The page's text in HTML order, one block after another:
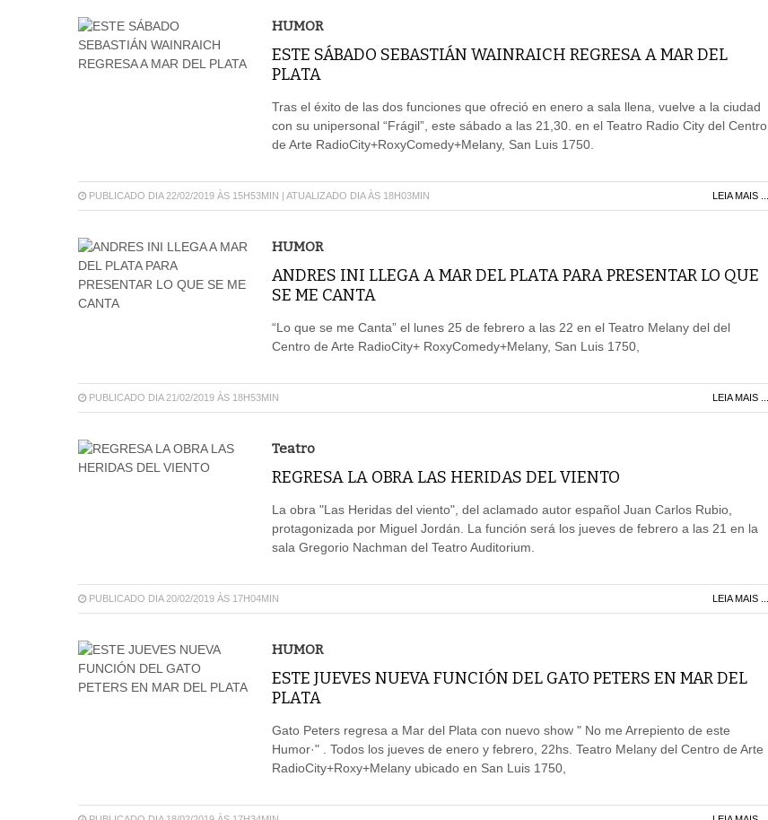
HUMOR
ESTE SÁBADO SEBASTIÁN WAINRAICH REGRESA A MAR DEL
PLATA
Tras el éxito de las dos funciones que ofreció en enero a sala llena, vuelve a la ciudad
con su unipersonal “Frágil”, este sábado a las 21,30. en el Teatro Radio City del Centro
de Arte RadioCity+RoxyComedy+Melany, San Luis 1750.
PUBLICADO DIA 22/02/2019 ÀS 15H53MIN | ATUALIZADO DIA ÀS 18H03MIN LEIA MAIS ...
HUMOR
ANDRES INI LLEGA A MAR DEL PLATA PARA PRESENTAR LO QUE
SE ME CANTA
“Lo que se me Canta” el lunes 25 de febrero a las 22 en el Teatro Melany del del
Centro de Arte RadioCity+ RoxyComedy+Melany, San Luis 1750,
PUBLICADO DIA 21/02/2019 ÀS 18H53MIN LEIA MAIS ...
Teatro
REGRESA LA OBRA LAS HERIDAS DEL VIENTO
La obra "Las Heridas del viento", del aclamado autor español Juan Carlos Rubio,
protagonizada por Miguel Jordán. La función será los jueves de febrero a las 21 en la
sala Gregorio Nachman del Teatro Auditorium.
PUBLICADO DIA 20/02/2019 ÀS 17H04MIN LEIA MAIS ...
HUMOR
ESTE JUEVES NUEVA FUNCIÓN DEL GATO PETERS EN MAR DEL
PLATA
Gato Peters regresa a Mar del Plata con nuevo show " No me Arrepiento de este
Humor·" . Todos los jueves de enero y febrero, 22hs. Teatro Melany del Centro de Arte
RadioCity+Roxy+Melany ubicado en San Luis 1750,